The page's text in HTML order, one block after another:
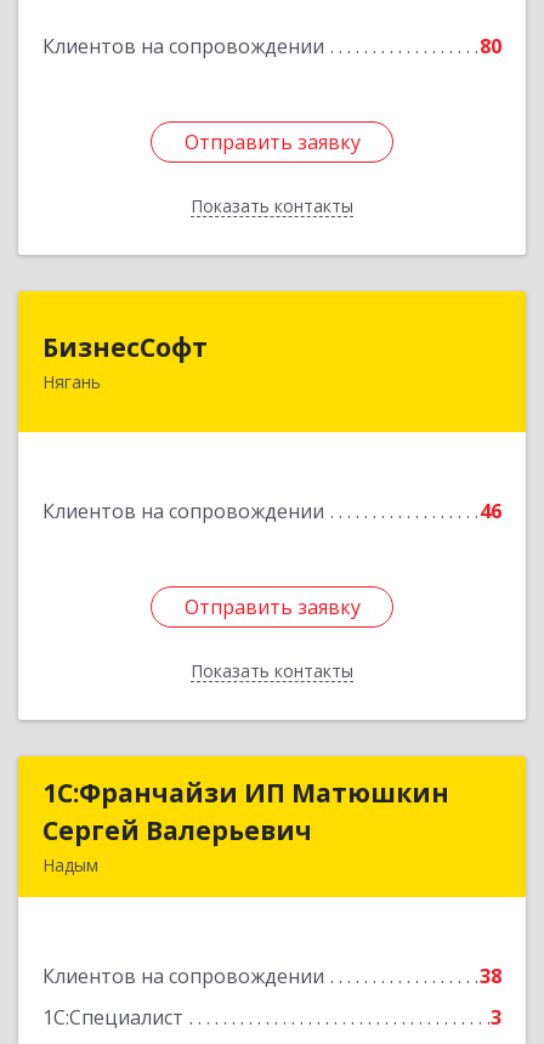
Клиентов на сопровождении 80
Отправить заявку
Показать контакты
Отправить заявку
Назад
БизнесСофт
Нягань
Клиентов на сопровождении 46
Отправить заявку
Показать контакты
628181, Ханты-Мансийский Автономный округ
Отправить заявку
Назад
1С:Франчайзи ИП Матюшкин
Сергей Валерьевич
Надым
Клиентов на сопровождении
38
1С:Специалист
3
1С:Франчайзи ИП Матюшкин
Сергей Валерьевич
Подробнее